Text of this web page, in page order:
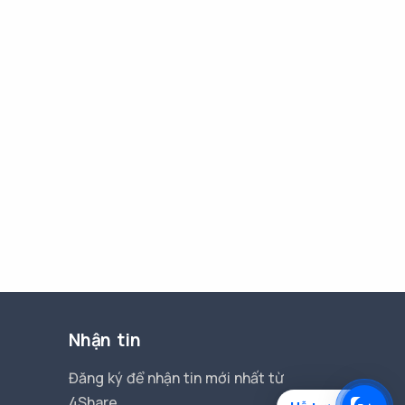
Nhận tin
Đăng ký để nhận tin mới nhất từ